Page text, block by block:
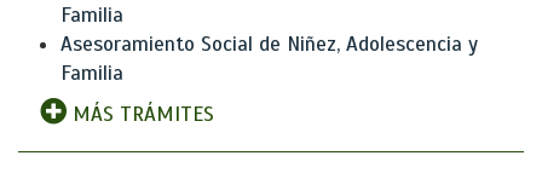
Familia
Asesoramiento Social de Niñez, Adolescencia y
Familia
MÁS TRÁMITES